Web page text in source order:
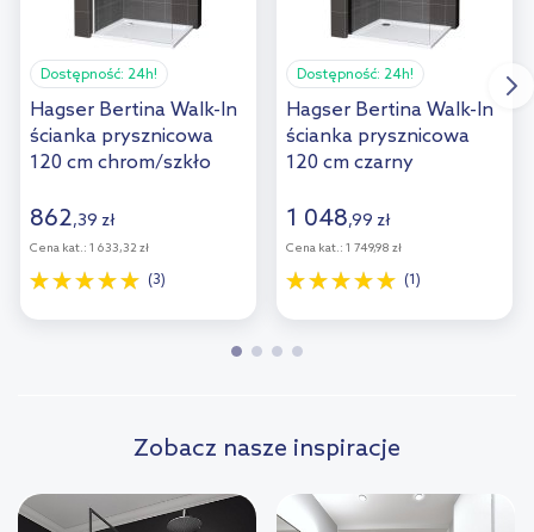
Dostępność: 24h!
Hagser Bertina Walk-In
ścianka prysznicowa
120 cm chrom/szkło
HGR17000022
862,39 zł
Cena kat.: 1 633,32 zł
(3)
Dostępność: 24h!
Hagser Bertina Walk-In
ścianka prysznicowa
120 cm czarny
przezroczyste
HGR30000022
1 048,99 zł
Cena kat.: 1 749,98 zł
(1)
Zobacz nasze inspiracje